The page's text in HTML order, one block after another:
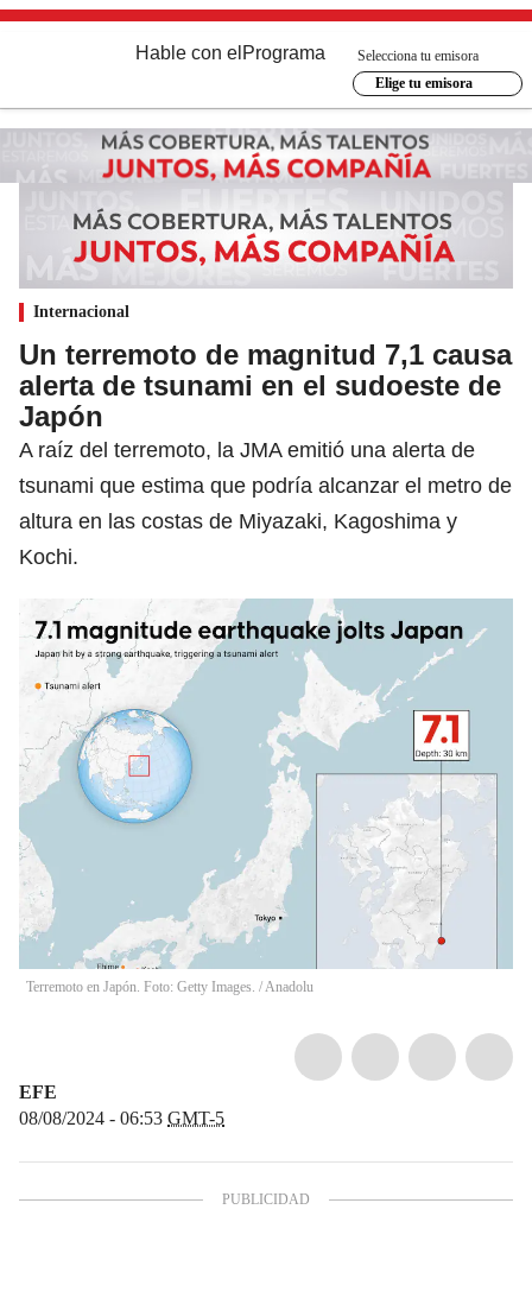
Hable con el Programa
Selecciona tu emisora
Elige tu emisora
Internacional
Un terremoto de magnitud 7,1 causa
alerta de tsunami en el sudoeste de
Japón
A raíz del terremoto, la JMA emitió una alerta de
tsunami que estima que podría alcanzar el metro de
altura en las costas de Miyazaki, Kagoshima y
Kochi.
Terremoto en Japón. Foto: Getty Images. /Anadolu
EFE
08/08/2024 - 06:53 GMT-5